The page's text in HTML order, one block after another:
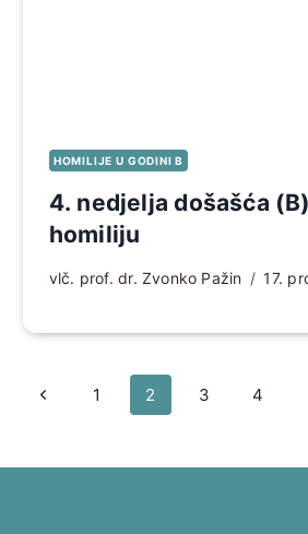
HOMILIJE U GODINI B
4. nedjelja došašća
homiliju
vlč. prof. dr. Zvonko Pažin 17.
Page
navigation
Prethodna
1 2 3 4